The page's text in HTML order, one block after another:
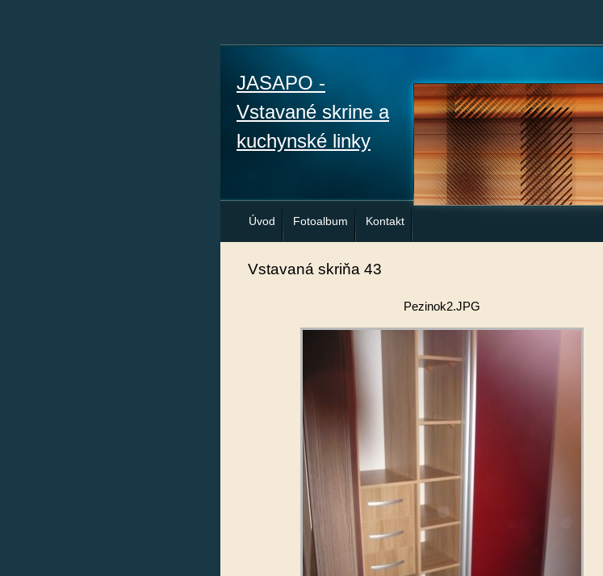
JASAPO -
Vstavané skrine a
kuchynské linky
Úvod Fotoalbum Kontakt
Vstavaná skriňa 43
Pezinok2.JPG